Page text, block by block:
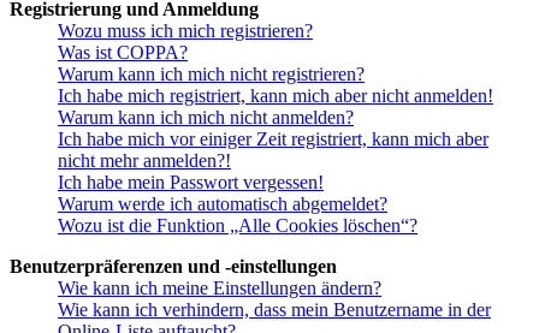
Registrierung und Anmeldung
Wozu muss ich mich registrieren?
Was ist COPPA?
Warum kann ich mich nicht registrieren?
Ich habe mich registriert, kann mich aber nicht anmelden!
Warum kann ich mich nicht anmelden?
Ich habe mich vor einiger Zeit registriert, kann mich aber
nicht mehr anmelden?!
Ich habe mein Passwort vergessen!
Warum werde ich automatisch abgemeldet?
Wozu ist die Funktion „Alle Cookies löschen“?
Benutzerpräferenzen und -einstellungen
Wie kann ich meine Einstellungen ändern?
Wie kann ich verhindern, dass mein Benutzername in der